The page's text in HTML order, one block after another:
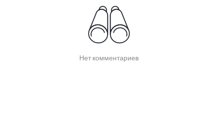
Нет комментариев